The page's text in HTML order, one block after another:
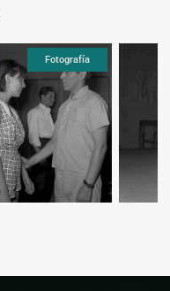
Fotografía